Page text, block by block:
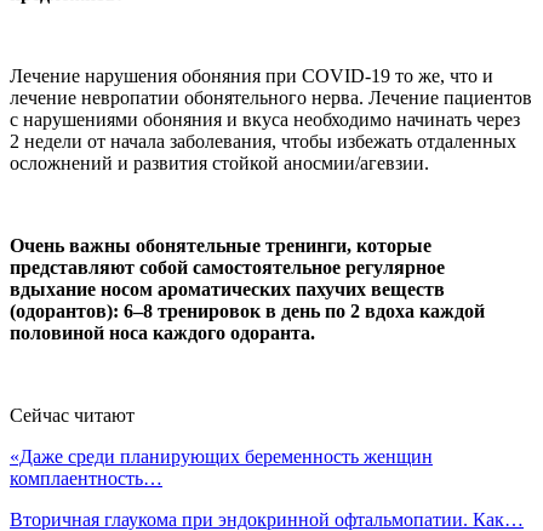
Лечение нарушения обоняния при COVID-19 то же, что и
лечение невропатии обонятельного нерва. Лечение пациентов
с нарушениями обоняния и вкуса необходимо начинать через
2 недели от начала заболевания, чтобы избежать отдаленных
осложнений и развития стойкой аносмии/агевзии.
Очень важны обонятельные тренинги, которые
представляют собой самостоятельное регулярное
вдыхание носом ароматических пахучих веществ
(одорантов): 6–8 тренировок в день по 2 вдоха каждой
половиной носа каждого одоранта.
Сейчас читают
«Даже среди планирующих беременность женщин
комплаентность…
Вторичная глаукома при эндокринной офтальмопатии. Как…